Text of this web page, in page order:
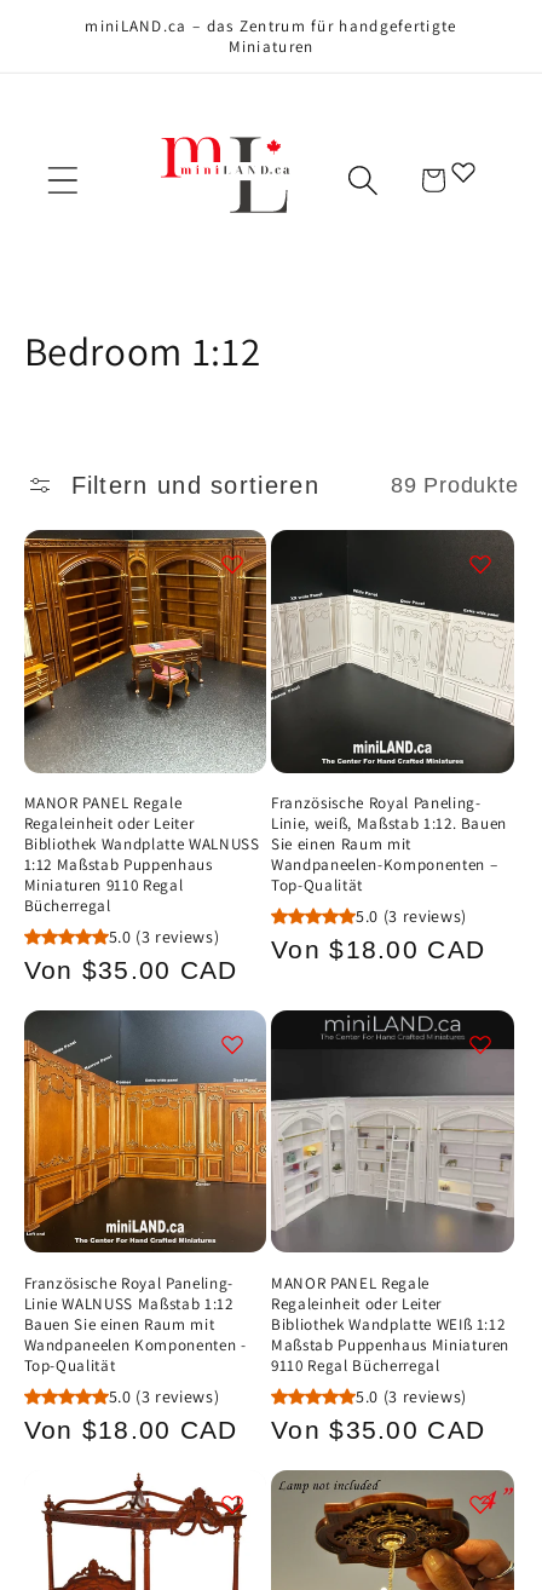
Direkt zumminiLAND.ca – das Zentrum für handgefertigte
Miniaturen
Warenkorb
K
e
g
o
r
i
e
:
Bedroom 1:12
Filtern und sortieren 89 Produkte
MANOR PANEL Regale
Regaleinheit oder Leiter
Bibliothek Wandplatte WALNUSS
1:12 Maßstab Puppenhaus
Miniaturen 9110 Regal
Bücherregal
5.0 (3 reviews)
Normaler
Von $35.00 CAD
Französische Royal Paneling-
Linie, weiß, Maßstab 1:12. Bauen
Sie einen Raum mit
Wandpaneelen-Komponenten –
Top-Qualität
5.0 (3 reviews)
Normaler
Von $18.00 CAD
Französische Royal Paneling-
Linie WALNUSS Maßstab 1:12
Bauen Sie einen Raum mit
Wandpaneelen Komponenten -
Top-Qualität
5.0 (3 reviews)
Normaler
Von $18.00 CAD
MANOR PANEL Regale
Regaleinheit oder Leiter
Bibliothek Wandplatte WEIß 1:12
Maßstab Puppenhaus Miniaturen
9110 Regal Bücherregal
5.0 (3 reviews)
Normaler
Von $35.00 CAD